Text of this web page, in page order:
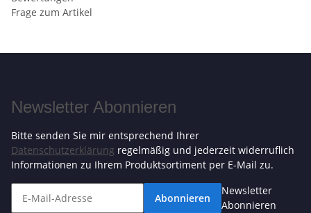
Frage zum Artikel
Newsletter Abonnieren
Bitte senden Sie mir entsprechend Ihrer
Datenschutzerklärung regelmäßig und jederzeit widerruflich
Informationen zu Ihrem Produktsortiment per E-Mail zu.
Abonnieren
Newsletter
Abonnieren